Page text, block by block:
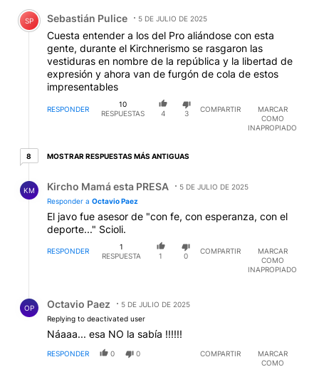
Comentario de Sebastián Pulice.
SP Sebastián Pulice 5 DE JULIO DE 2025
Cuesta entender a los del Pro aliándose con esta
gente, durante el Kirchnerismo se rasgaron las
vestiduras en nombre de la república y la libertad de
expresión y ahora van de furgón de cola de estos
impresentables
RESPONDER
10
RESPUESTAS
4 3
COMPARTIR
MARCAR
COMO
INAPROPIADO
88 respuestas más antiguas
MOSTRAR RESPUESTAS MÁS ANTIGUAS
KM Kircho Mamá esta PRESA
5 DE JULIO DE 2025
Responder a Octavio Paez
El javo fue asesor de "con fe, con esperanza, con el
deporte..." Scioli.
RESPONDER
1
RESPUESTA
1 0
COMPARTIR
MARCAR
COMO
INAPROPIADO
OP Octavio Paez
5 DE JULIO DE 2025
Replying to deactivated user
Náaaa... esa NO la sabía !!!!!!
RESPONDER 0 0 COMPARTIR
MARCAR
COMO